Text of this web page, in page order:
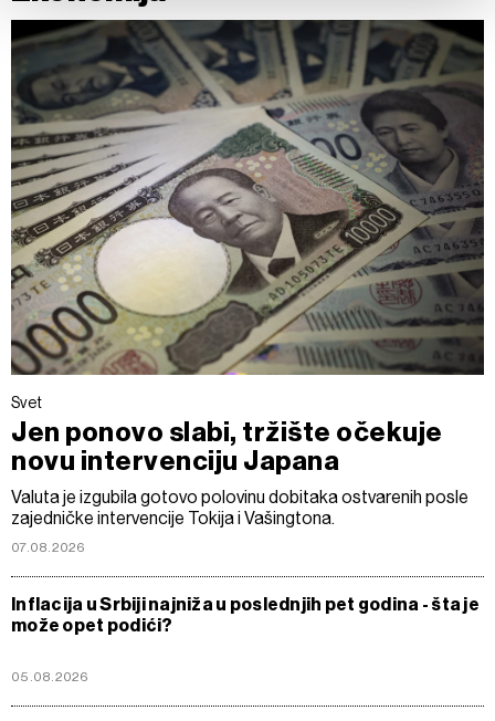
vašim pravima pročitajte u našojPolitici privatnosti, a o
kolačićima i drugim sličnim tehnologijama u Politici
kolačića.
Kolačiće u bilo kojem trenutku možete ponovno ažurirati
klikom na „Prikaži detalje“. Pristanak možete u bilo kojem
trenutku opozvati bez negativnih posledica.
Svet
Jen ponovo slabi, tržište očekuje
novu intervenciju Japana
Valuta je izgubila gotovo polovinu dobitaka ostvarenih posle
zajedničke intervencije Tokija i Vašingtona.
07.08.2026
Inflacija u Srbiji najniža u poslednjih pet godina - šta je
može opet podići?
05.08.2026